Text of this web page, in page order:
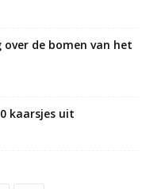
over de bomen van het
kaarsjes uit